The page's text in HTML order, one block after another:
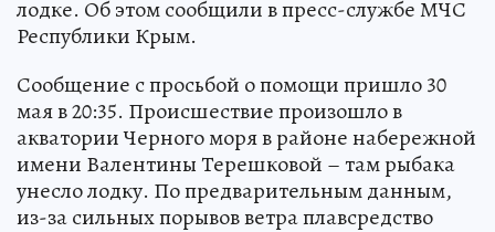
лодке. Об этом сообщили в пресс-службе МЧС
Республики Крым.
Сообщение с просьбой о помощи пришло 30
мая в 20:35. Происшествие произошло в
акватории Черного моря в районе набережной
имени Валентины Терешковой – там рыбака
унесло лодку. По предварительным данным,
из-за сильных порывов ветра плавсредство